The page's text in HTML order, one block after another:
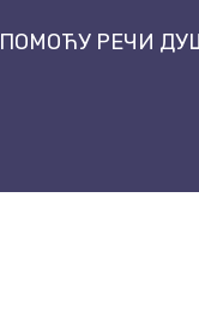
ПОМОЋУ РЕЧИ